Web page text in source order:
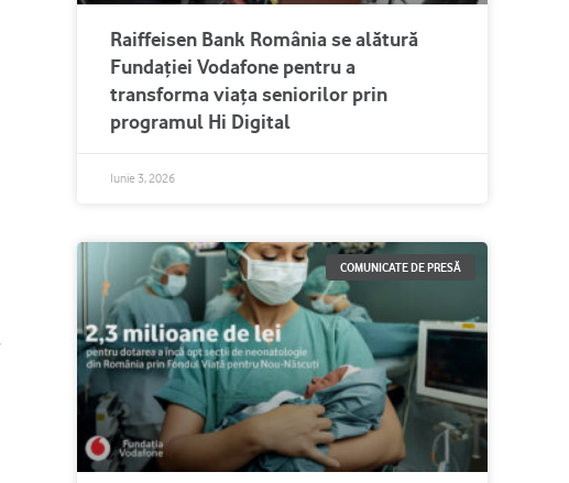
Raiffeisen Bank România se alătură
Fundației Vodafone pentru a
transforma viața seniorilor prin
programul Hi Digital
Iunie 3, 2026
COMUNICATE DE PRESĂ